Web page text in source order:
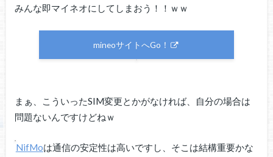
みんな即マイネオにしてしまおう！！ｗｗ
mineoサイトへGo！
まぁ、こういったSIM変更とかがなければ、自分の場合は
問題ないんですけどねｗ
NifMoは通信の安定性は高いですし、そこは結構重要かな